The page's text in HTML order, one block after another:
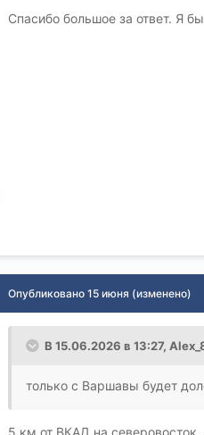
Спасибо большое за ответ. Я
Опубликовано 15 июня (изменено)
В 15.06.2026 в 13:27,
только с Варшавы будет
5 км от ВКАД на северовосток.